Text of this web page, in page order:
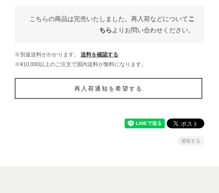
こちらの商品は完売いたしました。再入荷などについてこ
ちらよりお問い合わせください。
※別途送料がかかります。
送料を確認する
※¥10,000以上のご注文で国内送料が無料になります。
再入荷通知を希望する
通報する